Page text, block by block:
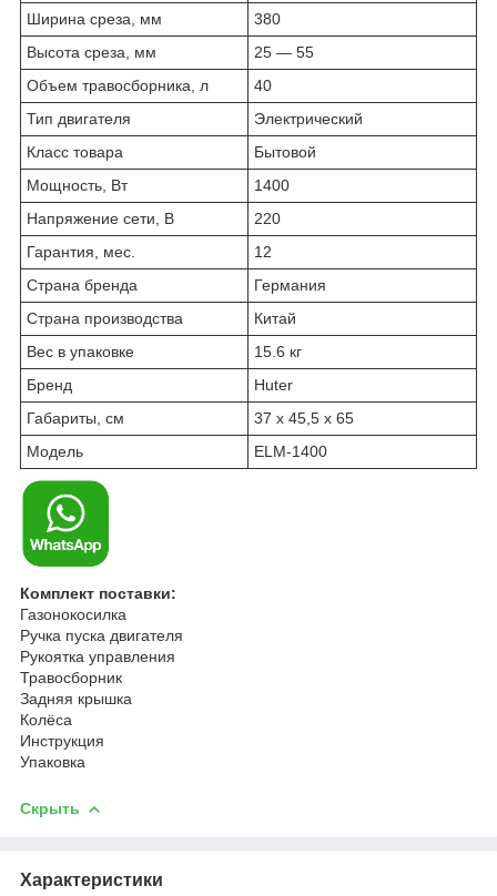
Ширина среза, мм
380
Высота среза, мм
25 — 55
Объем травосборника, л
40
Тип двигателя
Электрический
Класс товара
Бытовой
Мощность, Вт
1400
Напряжение сети, В
220
Гарантия, мес.
12
Страна бренда
Германия
Страна производства
Китай
Вес в упаковке
15.6 кг
Бренд
Huter
Габариты, см
37 х 45,5 х 65
Модель
ELM-1400
Комплект поставки:
Газонокосилка
Ручка пуска двигателя
Рукоятка управления
Травосборник
Задняя крышка
Колёса
Инструкция
Упаковка
Скрыть
Характеристики